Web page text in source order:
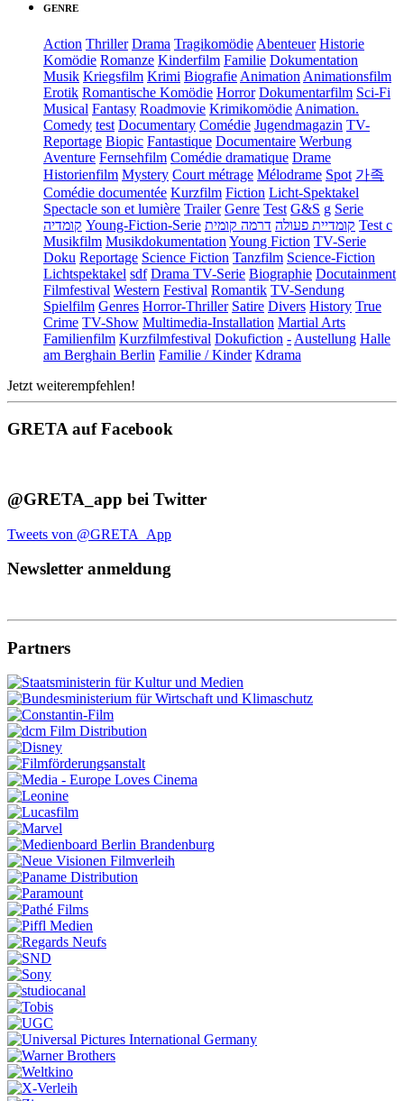
GENRE
Action Thriller Drama Tragikomödie Abenteuer Historie
Komödie Romanze Kinderfilm Familie Dokumentation
Musik Kriegsfilm Krimi Biografie Animation Animationsfilm
Erotik Romantische Komödie Horror Dokumentarfilm Sci-Fi
Musical Fantasy Roadmovie Krimikomödie Animation.
Comedy test Documentary Comédie Jugendmagazin TV-
Reportage Biopic Fantastique Documentaire Werbung
Aventure Fernsehfilm Comédie dramatique Drame
Historienfilm Mystery Court métrage Mélodrame Spot 가족
Comédie documentée Kurzfilm Fiction Licht-Spektakel
Spectacle son et lumière Trailer Genre Test G&S g Serie
קומדיה Young-Fiction-Serie קומדיית פעולה דרמה קומית
Test c
Musikfilm Musikdokumentation Young Fiction TV-Serie
Doku Reportage Science Fiction Tanzfilm Science-Fiction
Lichtspektakel sdf Drama TV-Serie Biographie Docutainment
Filmfestival Western Festival Romantik TV-Sendung
Spielfilm Genres Horror-Thriller Satire Divers History True
Crime TV-Show Multimedia-Installation Martial Arts
Familienfilm Kurzfilmfestival Dokufiction - Austellung Halle
am Berghain Berlin Familie / Kinder Kdrama
Jetzt weiterempfehlen!
GRETA auf Facebook
@GRETA_app bei Twitter
Tweets von @GRETA_App
Newsletter anmeldung
Partners